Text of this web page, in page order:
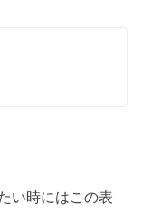
い時にはこの表